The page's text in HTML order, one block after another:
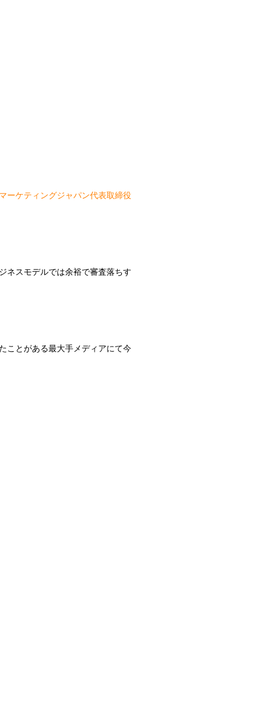
ーケティングジャパン代表取締役
ネスモデルでは余裕で審査落ちす
ことがある最大手メディアにて今